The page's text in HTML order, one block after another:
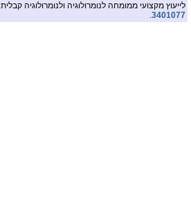
לייעוץ מקצועי ממומחה לנומרולוגיה ולנומרולוגיה קבלית
3401077
.